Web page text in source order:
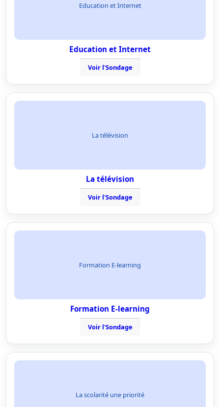
Education et Internet
Education et Internet
Voir l'Sondage
La télévision
La télévision
Voir l'Sondage
Formation E-learning
Formation E-learning
Voir l'Sondage
La scolarité une priorité